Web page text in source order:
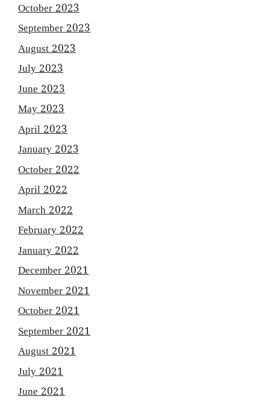
October 2023
September 2023
August 2023
July 2023
June 2023
May 2023
April 2023
January 2023
October 2022
April 2022
March 2022
February 2022
January 2022
December 2021
November 2021
October 2021
September 2021
August 2021
July 2021
June 2021